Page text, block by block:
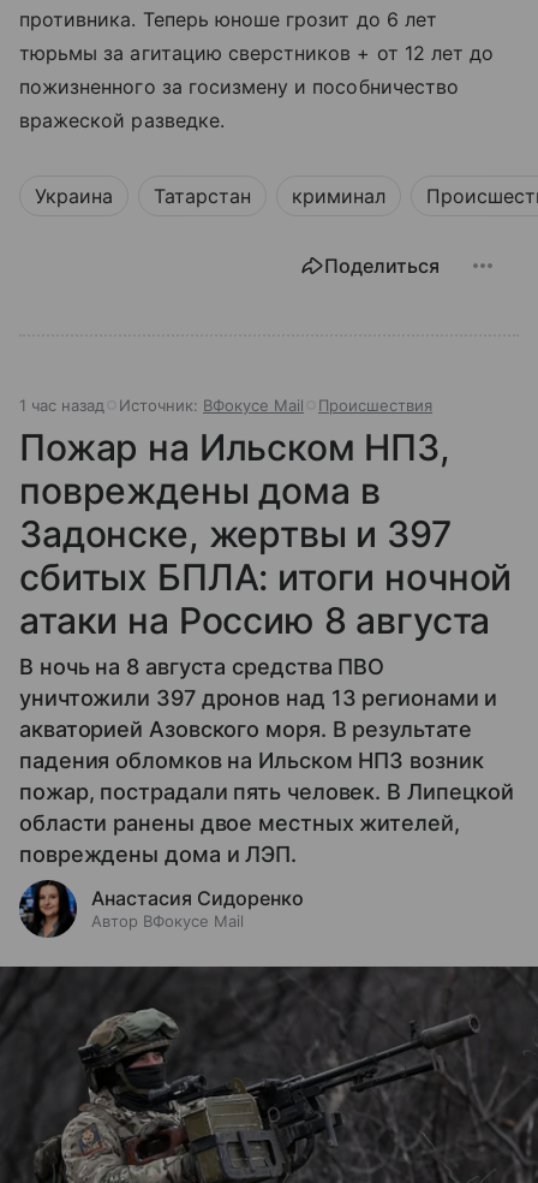
противника. Теперь юноше грозит до 6 лет
тюрьмы за агитацию сверстников + от 12 лет до
пожизненного за госизмену и пособничество
вражеской разведке.
Украина Татарстан криминал
Поделиться
1 час назад Источник: ВФокусе Mail Происшествия
Пожар на Ильском НПЗ,
повреждены дома в
Задонске, жертвы и 397
сбитых БПЛА: итоги ночной
атаки на Россию 8 августа
В ночь на 8 августа средства ПВО
уничтожили 397 дронов над 13 регионами и
акваторией Азовского моря. В результате
падения обломков на Ильском НПЗ возник
пожар, пострадали пять человек. В Липецкой
области ранены двое местных жителей,
повреждены дома и ЛЭП.
Анастасия Сидоренко
Автор ВФокусе Mail